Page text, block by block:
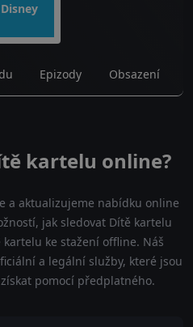
Epizody Obsazení
kartelu online?
a aktualizujeme nabídku online
jak sledovat Dítě kartelu
ke stažení offline. Náš
a legální služby, které jsou
pomocí předplatného.